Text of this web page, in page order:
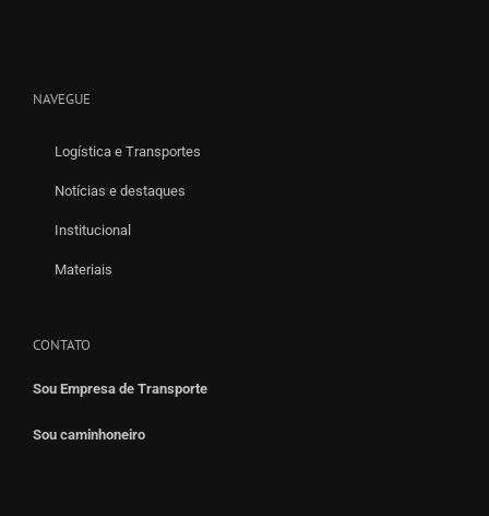
NAVEGUE
Logística e Transportes
Notícias e destaques
Institucional
Materiais
CONTATO
Sou Empresa de Transporte
Sou caminhoneiro